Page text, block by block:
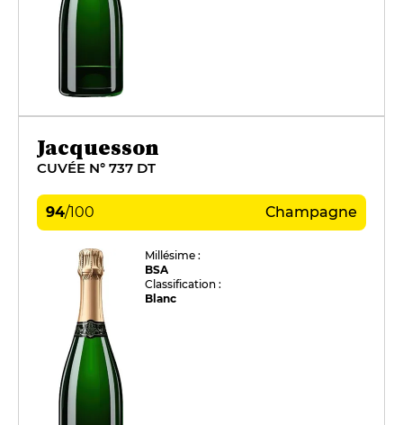
Jacquesson
CUVÉE N° 737 DT
94/100 Champagne
Millésime :
BSA
Classification :
Blanc